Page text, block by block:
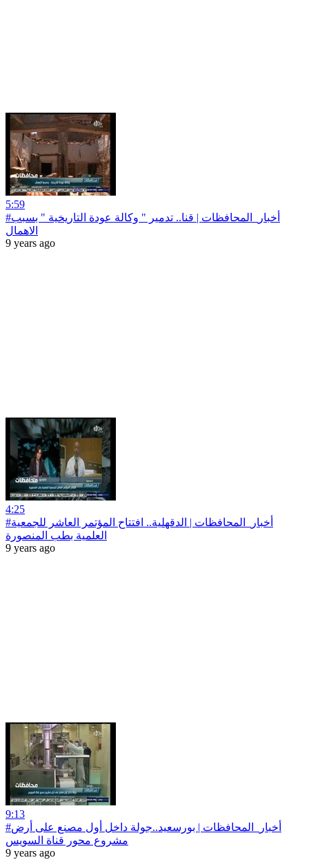
5:59
#أخبار‪_‬المحافظات | قنا.. تدمير " وكالة عودة التاريخية " بسبب
الاهمال
9 years ago
4:25
#أخبار‪_‬المحافظات | الدقهلية.. افتتاح المؤتمر العاشر للجمعية
العلمية بطب المنصورة
9 years ago
9:13
#أخبار‪_‬المحافظات | بورسعيد..جولة داخل أول مصنع على أرض
مشروع محور قناة السويس
9 years ago